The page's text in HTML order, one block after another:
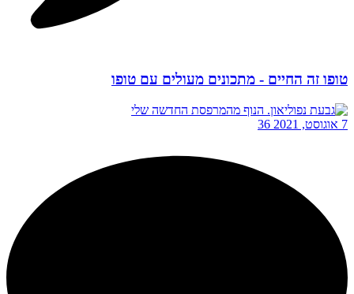
טופו זה החיים - מתכונים מעולים עם טופו
7 אוגוסט, 2021 36